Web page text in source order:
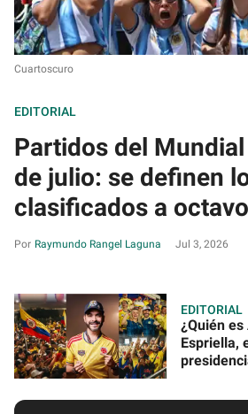
Cuartoscuro
EDITORIAL
Partidos del
de julio: se definen
clasificados a
Raymundo Rangel Laguna Jul 3, 2026
EDITORIAL
¿Quién
Espriella,